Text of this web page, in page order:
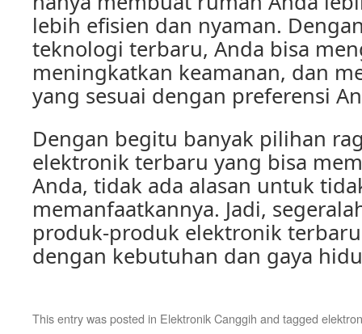
lebih efisien dan nyaman.
teknologi terbaru, Anda bisa
meningkatkan keamanan, dan
yang sesuai dengan preferensi
Dengan begitu banyak pilihan
elektronik terbaru yang bisa
Anda, tidak ada alasan untuk
memanfaatkannya. Jadi,
produk-produk elektronik
dengan kebutuhan dan gaya
This entry was posted in Elektronik Canggih and tagged